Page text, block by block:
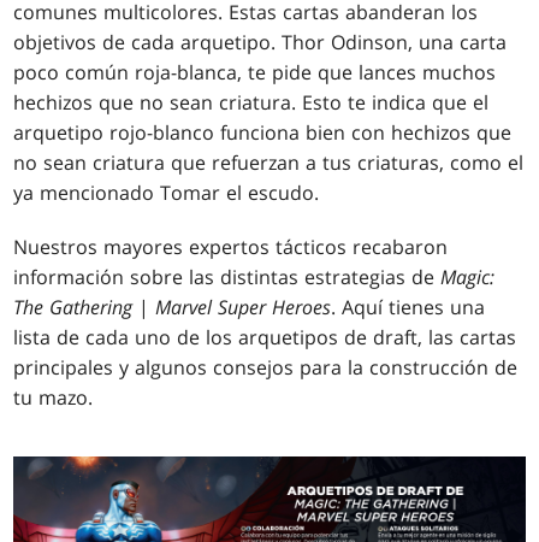
comunes multicolores. Estas cartas abanderan los
objetivos de cada arquetipo. Thor Odinson, una carta
poco común roja-blanca, te pide que lances muchos
hechizos que no sean criatura. Esto te indica que el
arquetipo rojo-blanco funciona bien con hechizos que
no sean criatura que refuerzan a tus criaturas, como el
ya mencionado Tomar el escudo.
Nuestros mayores expertos tácticos recabaron
información sobre las distintas estrategias deMagic:
The Gathering|Marvel SuperHeroes. Aquí tienes una
lista de cada uno de los arquetipos de draft, las cartas
principales y algunos consejos para la construcción de
tu mazo.